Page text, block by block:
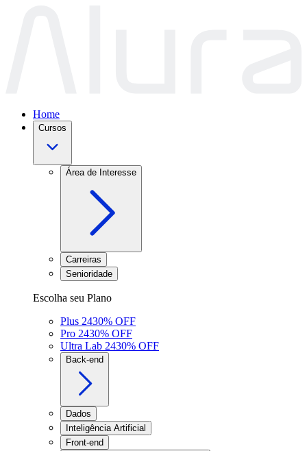
Home
Cursos
Área de Interesse
Carreiras
Senioridade
Escolha seu Plano
Plus 2430% OFF
Pro 2430% OFF
Ultra Lab 2430% OFF
Back-end
Dados
Inteligência Artificial
Front-end